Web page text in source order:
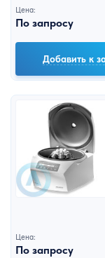
Цена:
По запросу
Добавить к
Цена:
По запросу